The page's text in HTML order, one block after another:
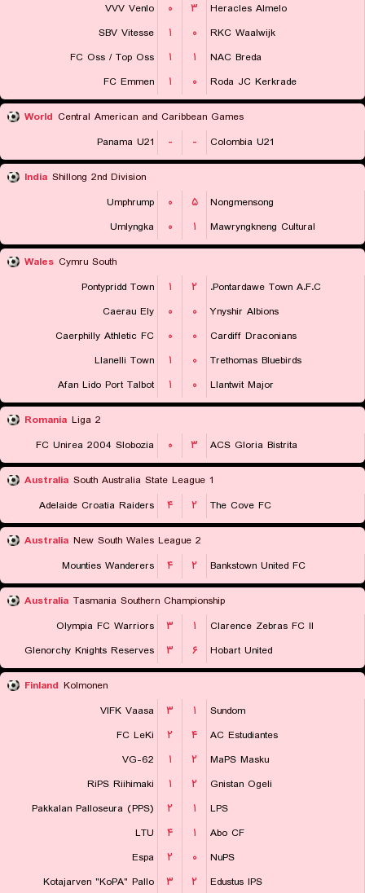
VVV Venlo
۰ ۳
Heracles Almelo
SBV Vitesse
۱ ۰
RKC Waalwijk
FC Oss / Top Oss
۱ ۱
NAC Breda
FC Emmen
۱ ۰ Roda JC Kerkrade
World Central American and Caribbean Games
Panama U21
- - Colombia U21
India Shillong 2nd Division
Umphrump
۰ ۵
Nongmensong
Umlyngka
۰ ۱ Mawryngkneng Cultural
Wales Cymru South
Pontypridd Town
۱ ۲
Pontardawe Town A.F.C.
Caerau Ely
۰ ۰
Ynyshir Albions
Caerphilly Athletic FC
۰ ۰
Cardiff Draconians
Llanelli Town
۱ ۰
Trethomas Bluebirds
Afan Lido Port Talbot
۱ ۰ Llantwit Major
Romania Liga 2
FC Unirea 2004 Slobozia
۰ ۳ ACS Gloria Bistrita
Australia South Australia State League 1
Adelaide Croatia Raiders
۴ ۲ The Cove FC
Australia New South Wales League 2
Mounties Wanderers
۴ ۲ Bankstown United FC
Australia Tasmania Southern Championship
Olympia FC Warriors
۳ ۱
Clarence Zebras FC II
Glenorchy Knights Reserves
۳ ۶ Hobart United
Finland Kolmonen
VIFK Vaasa
۳ ۱
Sundom
FC LeKi
۲ ۴
AC Estudiantes
VG-62
۱ ۲
MaPS Masku
RiPS Riihimaki
۱ ۲
Gnistan Ogeli
Pakkalan Palloseura (PPS)
۲ ۱
LPS
LTU
۴ ۱
Abo CF
Espa
۲ ۰
NuPS
Kotajarven "KoPA" Pallo
۳ ۲
Edustus IPS